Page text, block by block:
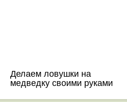
Делаем ловушки на
медведку своими руками